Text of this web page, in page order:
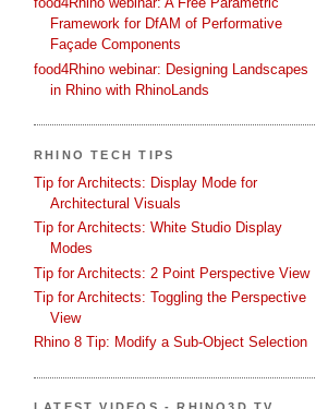
Framework for DfAM of Performative
Façade Components
food4Rhino webinar: Designing Landscapes
in Rhino with RhinoLands
RHINO TECH TIPS
Tip for Architects: Display Mode for
Architectural Visuals
Tip for Architects: White Studio Display
Modes
Tip for Architects: 2 Point Perspective View
Tip for Architects: Toggling the Perspective
View
Rhino 8 Tip: Modify a Sub-Object Selection